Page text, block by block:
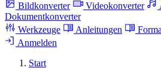
Bildkonverter
Videokonverter
Dokumentkonverter
Werkzeuge
Anleitungen
Anmelden
Start